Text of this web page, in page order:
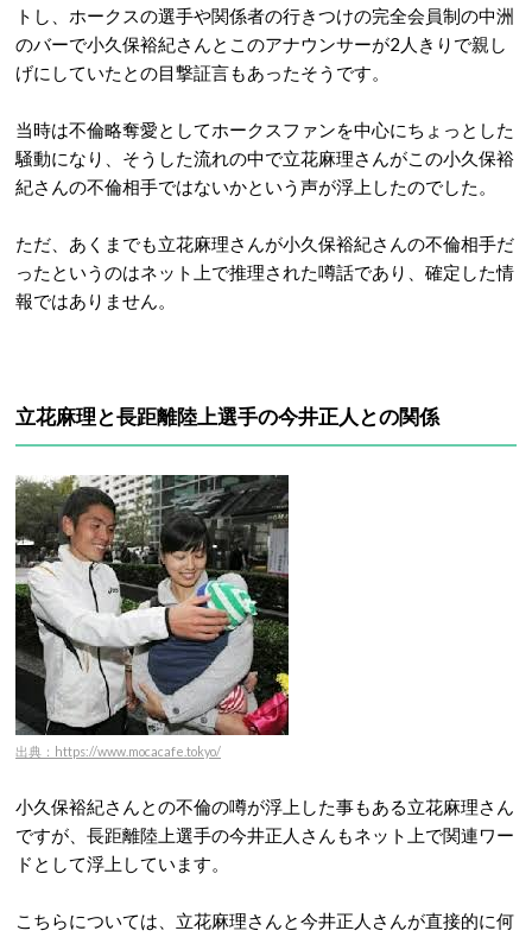
トし、ホークスの選手や関係者の行きつけの完全会員制の中洲
のバーで小久保裕紀さんとこのアナウンサーが2人きりで親し
げにしていたとの目撃証言もあったそうです。
当時は不倫略奪愛としてホークスファンを中心にちょっとした
騒動になり、そうした流れの中で立花麻理さんがこの小久保裕
紀さんの不倫相手ではないかという声が浮上したのでした。
ただ、あくまでも立花麻理さんが小久保裕紀さんの不倫相手だ
ったというのはネット上で推理された噂話であり、確定した情
報ではありません。
立花麻理と長距離陸上選手の今井正人との関係
出典：https://www.mocacafe.tokyo/
小久保裕紀さんとの不倫の噂が浮上した事もある立花麻理さん
ですが、長距離陸上選手の今井正人さんもネット上で関連ワー
ドとして浮上しています。
こちらについては、立花麻理さんと今井正人さんが直接的に何